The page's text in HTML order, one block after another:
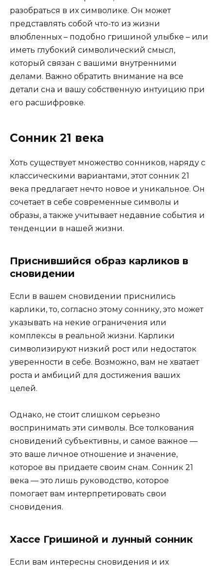
разобраться в их символике. Он может
представлять собой что-то из жизни
влюбленных – подобно гришиной улыбке – или
иметь глубокий символический смысл,
который связан с вашими внутренними
делами. Важно обратить внимание на все
детали сна и вашу собственную интуицию при
его расшифровке.
Сонник 21 века
Хоть существует множество сонников, наряду с
классическими вариантами, этот сонник 21
века предлагает нечто новое и уникальное. Он
сочетает в себе современные символы и
образы, а также учитывает недавние события и
тенденции в нашей жизни.
Приснившийся образ карликов в
сновидении
Если в вашем сновидении приснились
карлики, то, согласно этому соннику, это может
указывать на некие ограничения или
комплексы в реальной жизни. Карлики
символизируют низкий рост или недостаток
уверенности в себе. Возможно, вам не хватает
роста и амбиций для достижения ваших
целей.
Однако, не стоит слишком серьезно
воспринимать эти символы. Все толкования
сновидений субъективны, и самое важное —
это ваше личное отношение и значение,
которое вы придаете своим снам. Сонник 21
века — это лишь руководство, которое
помогает вам интерпретировать свои
сновидения.
Хассе Гришиной и лунный сонник
Если вам интересны сновидения и их